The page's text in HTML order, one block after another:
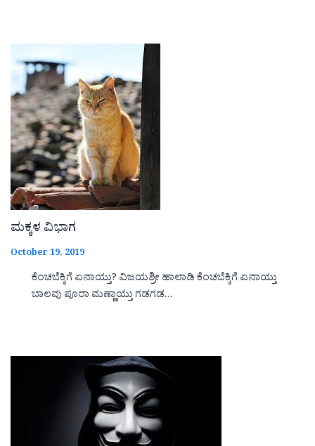
ಮಕ್ಕಳ ವಿಭಾಗ
October 19, 2019
ಕೆಂಚಬೆಕ್ಕಿಗೆ ಏನಾಯ್ತು? ವಿಜಯಶ್ರೀ ಹಾಲಾಡಿ ಕೆಂಚಬೆಕ್ಕಿಗೆ ಏನಾಯ್ತು
ಬಾಲವು ಪೂರಾ ಮಣ್ಣಾಯ್ತು ಗಡಗಡ…